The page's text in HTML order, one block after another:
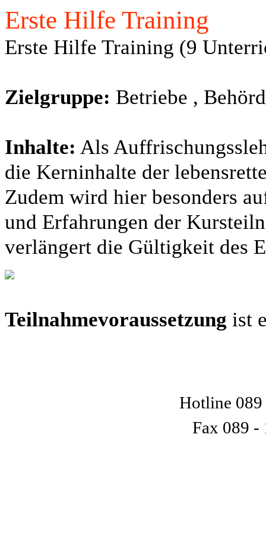
Erste Hilfe Training
Erste Hilfe Training (9
Zielgruppe: Betriebe ,
Inhalte: Als
die Kerninhalte der
Zudem wird hier besonders
und Erfahrungen der
verlängert die Gültigkeit des
Teilnahmevoraussetzung ist
Hotline
Fax 089 -